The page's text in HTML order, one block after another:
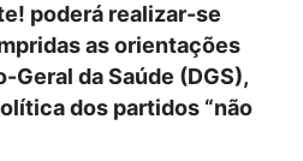
poderá realizar-se
as orientações
Geral da Saúde (DGS),
dos partidos “não